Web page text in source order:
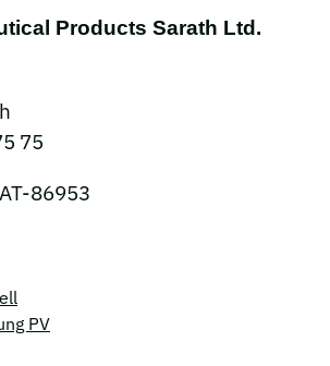
Products Sarath Ltd.
75
86953
PV